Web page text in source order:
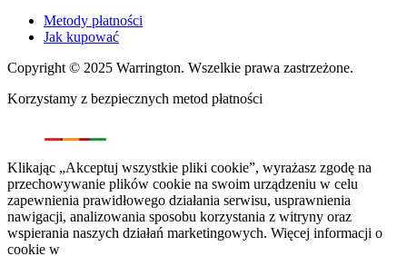
Metody płatności
Jak kupować
Copyright © 2025 Warrington. Wszelkie prawa zastrzeżone.
Korzystamy z bezpiecznych metod płatności
Klikając „Akceptuj wszystkie pliki cookie”, wyrażasz zgodę na
przechowywanie plików cookie na swoim urządzeniu w celu
zapewnienia prawidłowego działania serwisu, usprawnienia
nawigacji, analizowania sposobu korzystania z witryny oraz
wspierania naszych działań marketingowych. Więcej informacji o
cookie w